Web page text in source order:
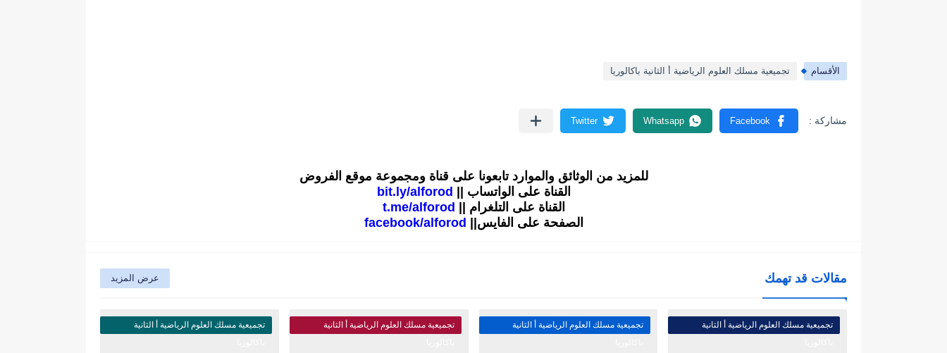
الأقسام تجميعية مسلك العلوم الرياضية أ الثانية باكالوريا
للمزيد من الوثائق والموارد تابعونا على قناة ومجموعة موقع الفروض
القناة على الواتساب || bit.ly/alforod
القناة على التلغرام || t.me/alforod
الصفحة على الفايس|| facebook/alforod
مقالات قد تهمك عرض المزيد
تجميعية مسلك العلوم الرياضية أ الثانية
تجميعية مسلك العلوم الرياضية أ الثانية
تجميعية مسلك العلوم الرياضية أ الثانية
تجميعية مسلك العلوم الرياضية أ الثانية